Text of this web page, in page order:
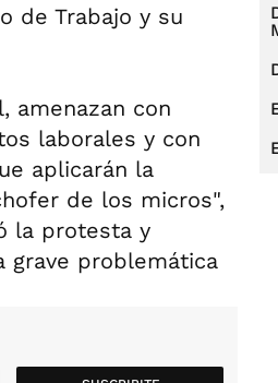
de Trabajo y su
amenazan con
laborales y con
aplicarán la
de los micros",
la protesta y
grave problemática